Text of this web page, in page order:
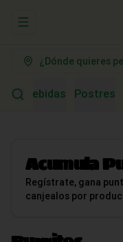
Abrir menu de
¿Dónde quieres
Bebidas Postres
Acumula
Regístrate, gana
canjealos por